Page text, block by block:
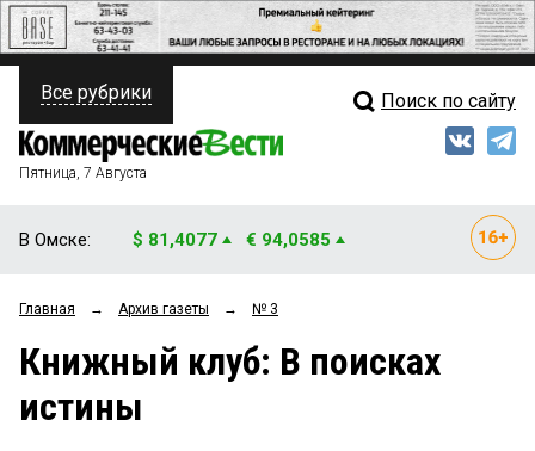
ПОЛИТИКА
ФИНАНСЫ
ОБЩЕСТВО
ЗАКОН
НОВОСТИ КОМПАНИЙ
Свежий выпуск
Рейтинги
Все рубрики Поиск по сайту
Пятница, 7 Августа
В Омске: $ 81,4077 € 94,0585
Главная → Архив газеты → № 3
Книжный клуб: В поисках
истины